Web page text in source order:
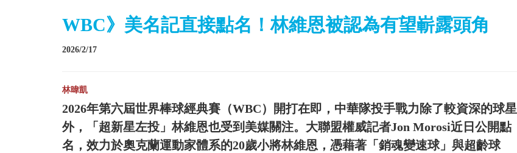
WBC》美名記直接點名！林維恩被認為有望嶄露頭角
2026/2/17
林暐凱
2026年第六屆世界棒球經典賽（WBC）開打在即，中華隊投手戰力除了較資深的球星
外，「超新星左投」林維恩也受到美媒關注。大聯盟權威記者Jon Morosi近日公開點
名，效力於奧克蘭運動家體系的20歲小將林維恩，憑藉著「銷魂變速球」與超齡球